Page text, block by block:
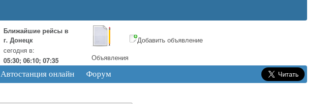
Ближайшие рейсы в
г. Донецк
сегодня в:
05:30; 06:10; 07:35
Объявления
Добавить объявление
Автостанция онлайн Форум